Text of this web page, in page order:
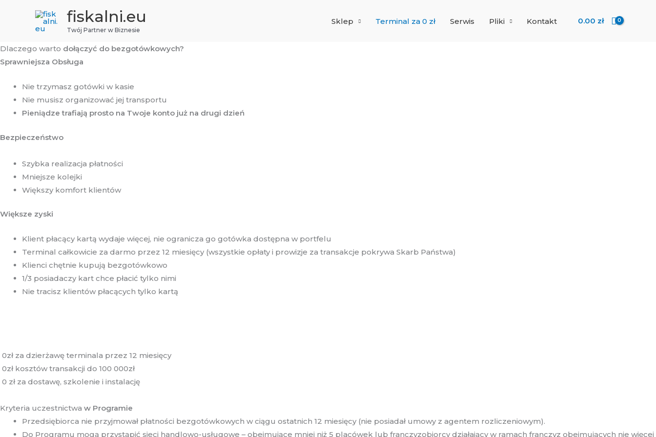
fiskalni.eu
Twój Partner w Biznesie
Sklep Terminal za 0 zł Serwis Pliki Kontakt 0.00 zł
Dlaczego warto dołączyć do bezgotówkowych?
Sprawniejsza Obsługa
Nie trzymasz gotówki w kasie
Nie musisz organizować jej transportu
Pieniądze trafiają prosto na Twoje konto już na drugi dzień
Bezpieczeństwo
Szybka realizacja płatności
Mniejsze kolejki
Większy komfort klientów
Większe zyski
Klient płacący kartą wydaje więcej, nie ogranicza go gotówka dostępna w portfelu
Terminal całkowicie za darmo przez 12 miesięcy (wszystkie opłaty i prowizje za transakcje pokrywa Skarb Państwa)
Klienci chętnie kupują bezgotówkowo
1/3 posiadaczy kart chce płacić tylko nimi
Nie tracisz klientów płacących tylko kartą
0zł za dzierżawę terminala przez 12 miesięcy
0zł kosztów transakcji do 100 000zł
0 zł za dostawę, szkolenie i instalację
Kryteria uczestnictwa w Programie
Przedsiębiorca nie przyjmował płatności bezgotówkowych w ciągu ostatnich 12 miesięcy (nie posiadał umowy z agentem rozliczeniowym).
Do Programu mogą przystąpić sieci handlowo-usługowe – obejmujące mniej niż 5 placówek lub franczyzobiorcy działający w ramach franczyz obejmujących nie więcej